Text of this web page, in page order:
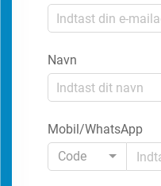
Navn
Mobil/WhatsApp
Code